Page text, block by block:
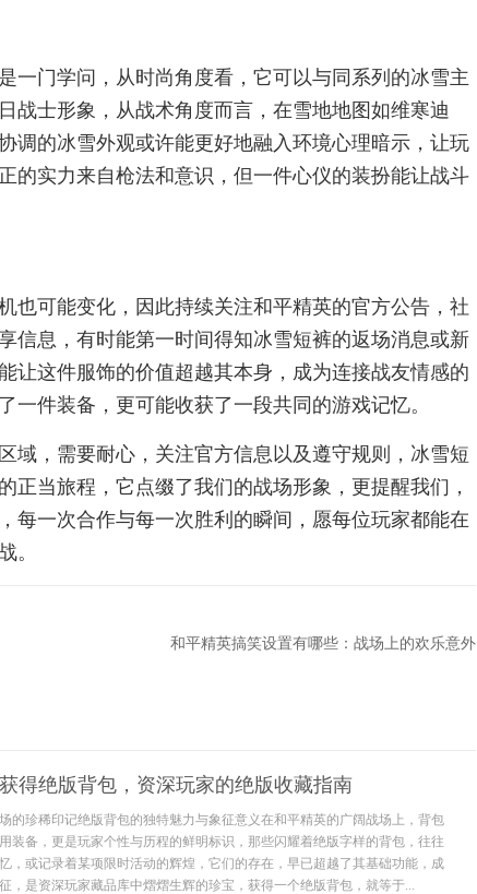
一门学问，从时尚角度看，它可以与同系列的冰雪主
战士形象，从战术角度而言，在雪地地图如维寒迪
调的冰雪外观或许能更好地融入环境心理暗示，让玩
的实力来自枪法和意识，但一件心仪的装扮能让战斗
也可能变化，因此持续关注和平精英的官方公告，社
信息，有时能第一时间得知冰雪短裤的返场消息或新
让这件服饰的价值超越其本身，成为连接战友情感的
件装备，更可能收获了一段共同的游戏记忆。
域，需要耐心，关注官方信息以及遵守规则，冰雪短
正当旅程，它点缀了我们的战场形象，更提醒我们，
每一次合作与每一次胜利的瞬间，愿每位玩家都能在
。
和平精英搞笑设置有哪些：战场上的欢乐意外
得绝版背包，资深玩家的绝版收藏指南
的珍稀印记绝版背包的独特魅力与象征意义在和平精英的广阔战场上，背包
装备，更是玩家个性与历程的鲜明标识，那些闪耀着绝版字样的背包，往往
，或记录着某项限时活动的辉煌，它们的存在，早已超越了其基础功能，成
，是资深玩家藏品库中熠熠生辉的珍宝，获得一个绝版背包，就等于...